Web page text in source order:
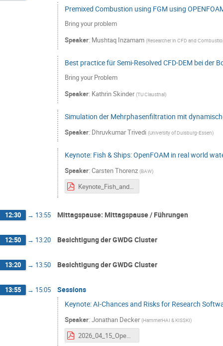
Premixed Combustion using FGM using
Bring your problem
Speaker: Mushtaq Inzamam (Researcher in CFD and
Best practice für Semi-Resolved CFD-DEM bei der
Bring your Problem
Speaker: Kathrin Skinder (TU Clausthal)
Simulation der Mehrphasenfiltration mit
Speaker: Dhruvkumar Trivedi (University of Duisburg-Essen)
Keynote: Fish & Ships: OpenFOAM in real world
Speaker: Carsten Thorenz (BAW)
Keynote_Fish_and_Ships.pdf
12:30 → 13:55 Mittagspause: Mittagspause / Führungen
12:50 → 13:20 Besichtigung der GWDG Cluster
13:20 → 13:50 Besichtigung der GWDG Cluster
13:55 → 15:05
Sessions
Keynote: AI-Chances and Risks for Research
Speaker: Jonathan Decker (HammerHAI & KISSKI)
2026_04_15_OpenFOAM_Stammtisch_Talk.pdf